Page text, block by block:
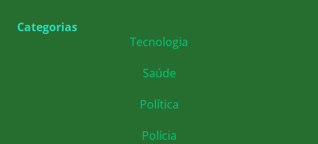
Categorias
Tecnologia
Saúde
Política
Polícia